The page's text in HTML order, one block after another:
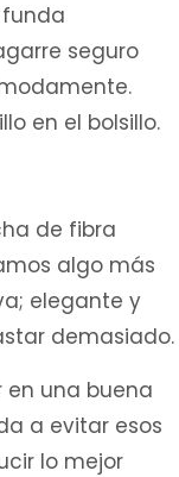
seguro
en el bolsillo.
de fibra
algo más
elegante y
demasiado.
en una buena
a evitar esos
lo mejor